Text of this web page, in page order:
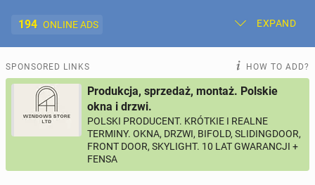
194 ONLINE ADS EXPAND
Post New Ad My Ads
Offer and Adverts Price
ACCOMMODATION 265online ads
SPONSORED LINKS HOW TO ADD?
Produkcja, sprzedaż, montaż. Polskie
okna i drzwi.
POLSKI PRODUCENT. KRÓTKIE I REALNE
TERMINY. OKNA, DRZWI, BIFOLD, SLIDINGDOOR,
FRONT DOOR, SKYLIGHT. 10 LAT GWARANCJI +
FENSA